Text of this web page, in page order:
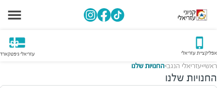
אפליקציית עזריאלי עזריאלי גיפטקארד
ראשי>עזריאלי הנגב>החנויות שלנו
החנויות שלנו